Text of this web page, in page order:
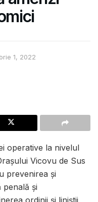
1, 2022
operative la nivelul
Vicovu de Sus
prevenirea şi
şi